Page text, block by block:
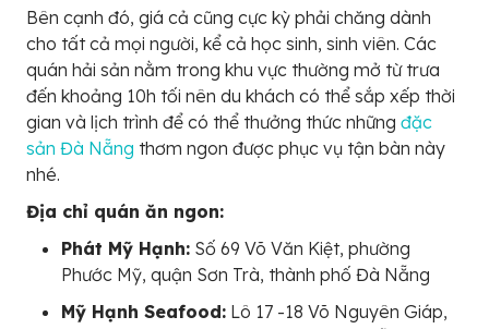
Bên cạnh đó, giá cả cũng cực kỳ phải chăng dành
cho tất cả mọi người, kể cả học sinh, sinh viên. Các
quán hải sản nằm trong khu vực thường mở từ trưa
đến khoảng 10h tối nên du khách có thể sắp xếp thời
gian và lịch trình để có thể thưởng thức những đặc
sản Đà Nẵng thơm ngon được phục vụ tận bàn này
nhé.
Địa chỉ quán ăn ngon:
Phát Mỹ Hạnh: Số 69 Võ Văn Kiệt, phường
Phước Mỹ, quận Sơn Trà, thành phố Đà Nẵng
Mỹ Hạnh Seafood: Lô 17 -18 Võ Nguyên Giáp,